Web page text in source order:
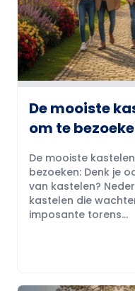
De mooiste
om te
De mooiste
bezoeken: Denk je
van kastelen?
kastelen die
imposante torens...